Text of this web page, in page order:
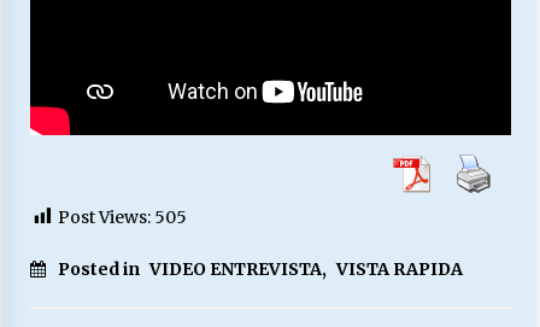
Post Views: 505
Posted in VIDEO ENTREVISTA, VISTA RAPIDA